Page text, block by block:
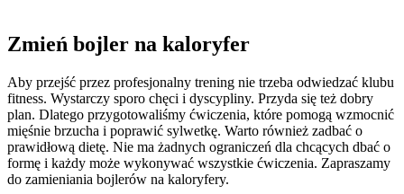
Zmień bojler na kaloryfer
Aby przejść przez profesjonalny trening nie trzeba odwiedzać klubu
fitness. Wystarczy sporo chęci i dyscypliny. Przyda się też dobry
plan. Dlatego przygotowaliśmy ćwiczenia, które pomogą wzmocnić
mięśnie brzucha i poprawić sylwetkę. Warto również zadbać o
prawidłową dietę. Nie ma żadnych ograniczeń dla chcących dbać o
formę i każdy może wykonywać wszystkie ćwiczenia. Zapraszamy
do zamieniania bojlerów na kaloryfery.